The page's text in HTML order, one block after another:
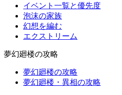
イベント一覧と優先度
泡沫の家族
幻想を編む
エクストリーム
夢幻廻楼の攻略
夢幻廻楼の攻略
夢幻廻楼・異相の攻略